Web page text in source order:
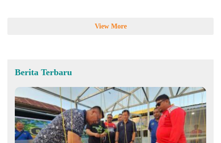
View More
Berita Terbaru